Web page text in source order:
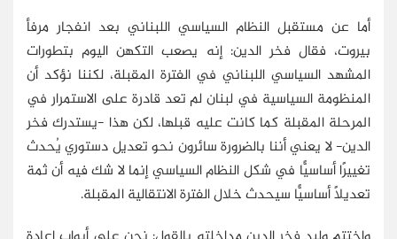
أما عن مستقبل النظام السياسي اللبناني بعد انفجار مرفأ
بيروت، فقال فخر الدين: إنه يصعب التكهن اليوم بتطورات
المشهد السياسي اللبناني في الفترة المقبلة، لكننا نؤكد أن
المنظومة السياسية في لبنان لم تعد قادرة على الاستمرار في
المرحلة المقبلة كما كانت عليه قبلها، لكن هذا -يستدرك فخر
الدين- لا يعني أننا بالضرورة سائرون نحو تعديل دستوري يُحدث
تغييرًا أساسيًّا في شكل النظام السياسي إنما لا شك فيه أن ثمة
تعديلًا أساسيًّا سيحدث خلال الفترة الانتقالية المقبلة.